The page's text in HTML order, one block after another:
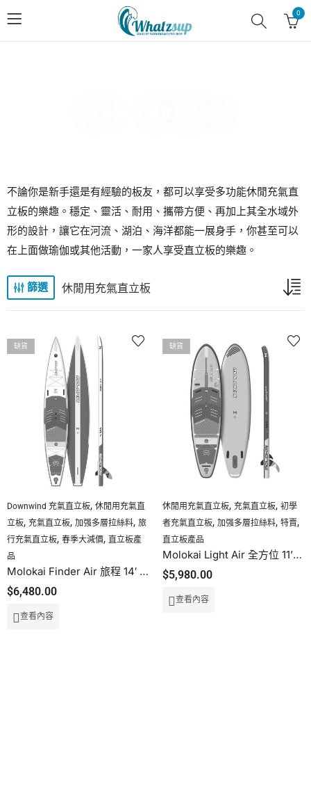
0
不論你是新手還是有經驗的板友，都可以享受多功能休閒充氣直
立板的樂趣。穩定、靈活、耐用、攜帶方便、再加上其全水域外
形的設計，讓它在河流、湖泊、海洋都能一展身手，你甚至可以
在上面做瑜伽或其他活動，一家人享受直立板的樂趣。
篩選 休閒用充氣直立板
缺貨
Downwind 充氣直立板, 休閒用充氣直
立板, 充氣直立板, 加强多層拉絲料, 旅
行充氣直立板, 春季大減價, 直立板產
品
Molokai Finder Air 旅程 14′ X 27″ RDS
$6,480.00
查看內容
缺貨
休閒用充氣直立板, 充氣直立板, 初學
者充氣直立板, 加强多層拉絲料, 特賣,
直立板產品
Molokai Light Air 全方位 11’2″ X 32″ RDS
$5,980.00
查看內容